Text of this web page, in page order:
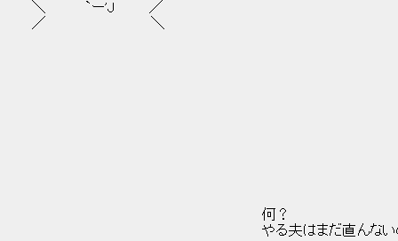
＼ `ー'J ／
／ ＼
何？ ヽ| ﾚ |: :ｌ
やる夫はまだ直んないの？